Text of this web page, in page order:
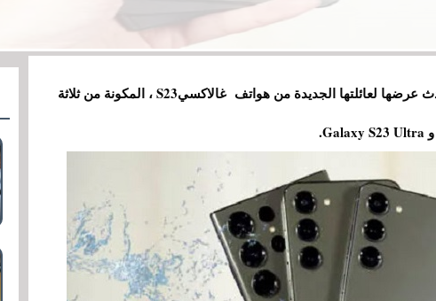
اختارت سامسونغ يوم أمس للاحتفال بحدث عرضها لعائلتها الجديدة من هواتف غالاكسيS23 ، المكونة من ثلاثة